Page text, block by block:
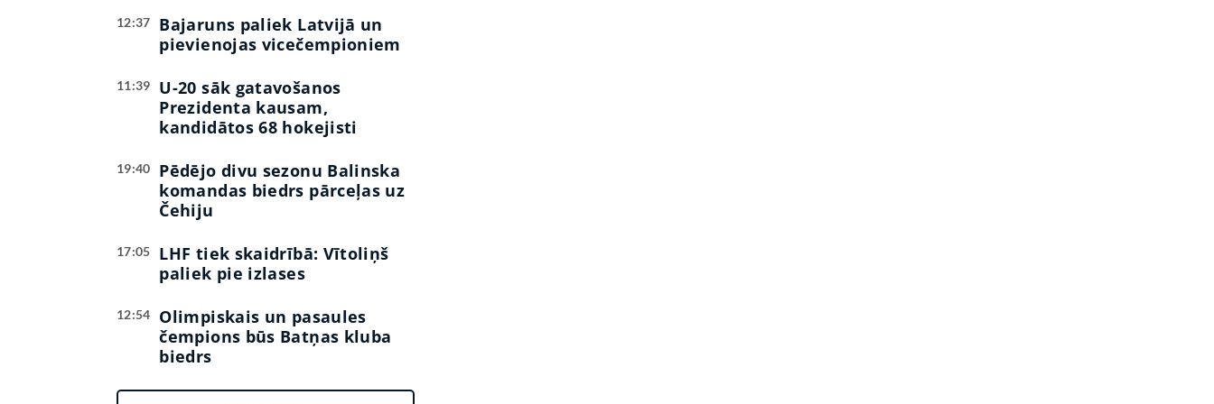
12:37
Bajaruns paliek Latvijā un
pievienojas vicečempioniem
11:39
U-20 sāk gatavošanos
Prezidenta kausam,
kandidātos 68 hokejisti
19:40
Pēdējo divu sezonu Balinska
komandas biedrs pārceļas uz
Čehiju
17:05
LHF tiek skaidrībā: Vītoliņš
paliek pie izlases
12:54
Olimpiskais un pasaules
čempions būs Batņas kluba
biedrs